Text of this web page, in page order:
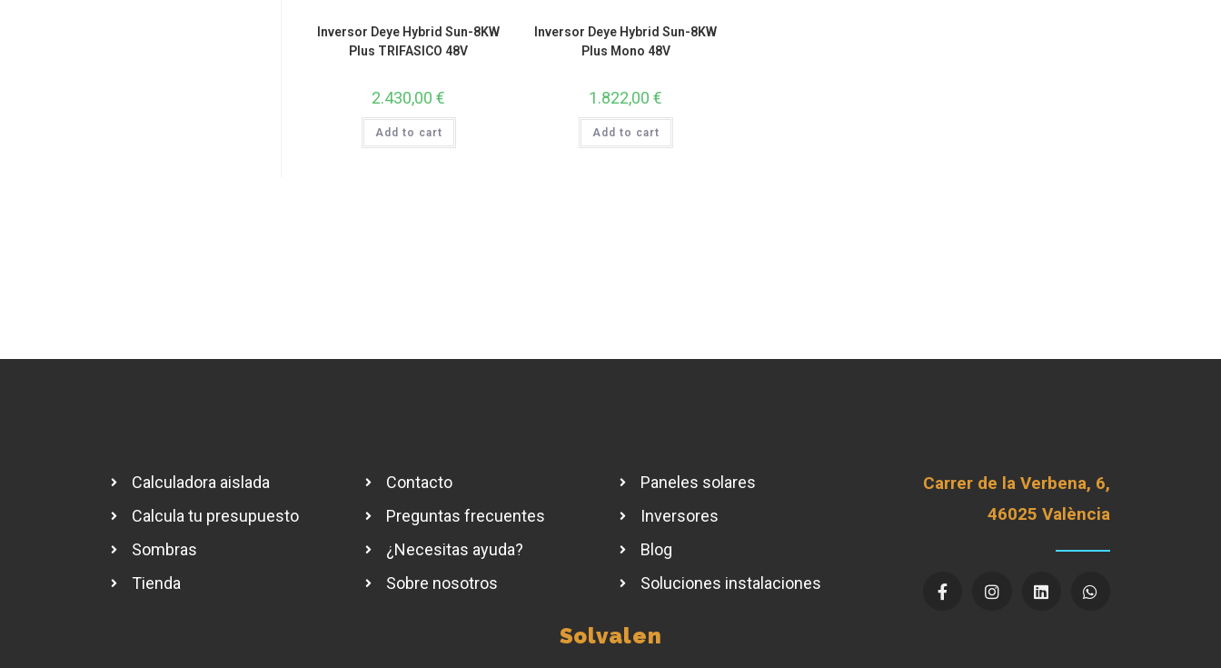
Inversor Deye Hybrid Sun-8KW
Plus TRIFASICO 48V
2.430,00€
Add to cart
Inversor Deye Hybrid Sun-8KW
Plus Mono 48V
1.822,00€
Add to cart
Calculadora aislada
Calcula tu presupuesto
Sombras
Tienda
Contacto
Preguntas frecuentes
¿Necesitas ayuda?
Sobre nosotros
Paneles solares
Inversores
Blog
Soluciones instalaciones
Carrer de la Verbena, 6,
46025 València
Solvalen